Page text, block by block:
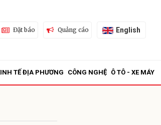
Đặt báo Quảng cáo English
TẾ ĐỊA PHƯƠNG CÔNG NGHỆ Ô TÔ - XE MÁY